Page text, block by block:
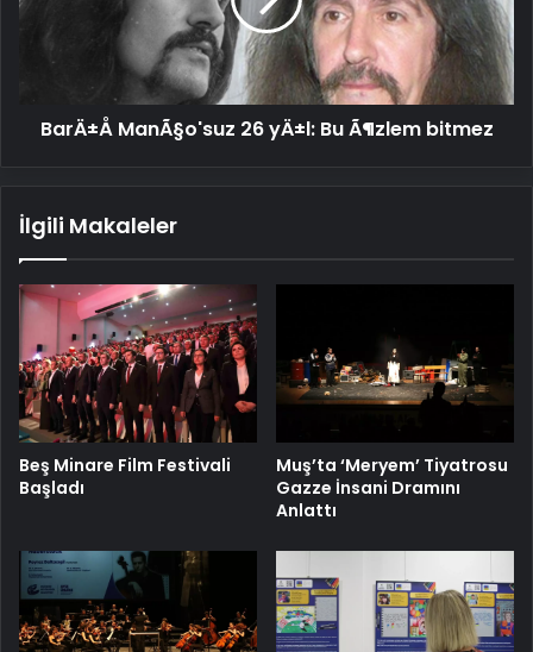
BarÄ±Å ManÃ§o'suz 26 yÄ±l: Bu Ã¶zlem bitmez
İlgili Makaleler
Beş Minare Film Festivali
Başladı
Muş’ta ‘Meryem’ Tiyatrosu
Gazze İnsani Dramını
Anlattı